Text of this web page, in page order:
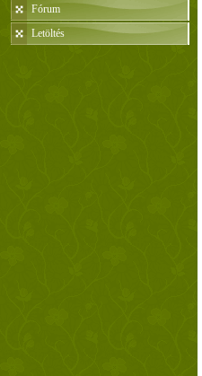
Fórum
Letöltés